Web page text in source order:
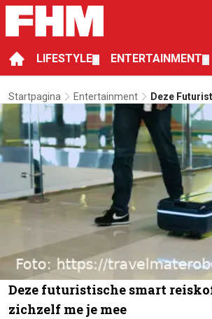
LIFESTYLE ENTERTAINMENT
Startpagina Entertainment
Deze
Reiskoffer
Je Mee
Deze futuristische smart
zichzelf me je mee